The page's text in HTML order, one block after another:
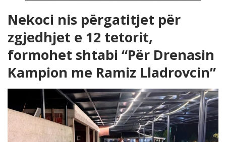
Nekoci nis përgatitjet për
zgjedhjet e 12 tetorit,
formohet shtabi “Për Drenasin
Kampion me Ramiz Lladrovcin”